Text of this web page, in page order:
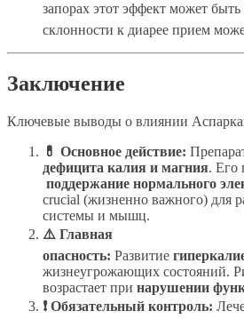
запорах этот эффект может
склонности к диарее прием
Заключение
Ключевые выводы о влиянии
💊 Основное действие:
дефицита калия и магния. Его
поддержание нормального
crucial (жизненно важного) для
системы и мышц.
⚠️ Главная
опасность: Развитие
жизнеугрожающих состояний.
возрастает при нарушении
❗ Обязательный контроль: